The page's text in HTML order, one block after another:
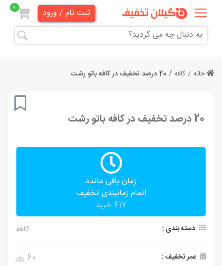
ثبت نام / ورود 0
همه
تخفیف
هنری و
پزشکی
و
خانه کافه 20 درصد تخفیف در کافه باتو رشت
20 درصد تخفیف در کافه باتو رشت
زمان باقی مانده
اتمام زمانبندی تخفیف
417 خرید
دسته بندی : کافه
عمر تخفیف : 60 روز